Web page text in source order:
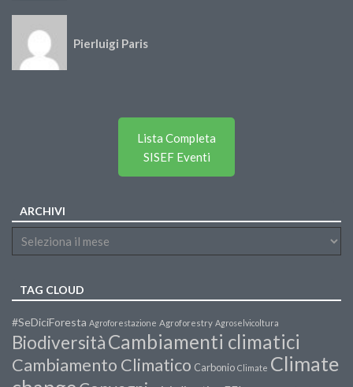
Pierluigi Paris
Lista Completa
SISEF Eventi
ARCHIVI
TAG CLOUD
#SeDiciForesta Agroforestazione Agroforestry Agroselvicoltura
BiodiversitàCambiamenti climatici
Cambiamento Climatico Carbonio Climate Climate